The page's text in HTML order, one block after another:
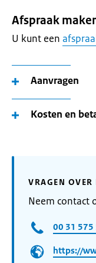
Afspraak
U kunt een
Aanvragen
Kosten en
VRAGEN
Neem contact
00 31 575
https://